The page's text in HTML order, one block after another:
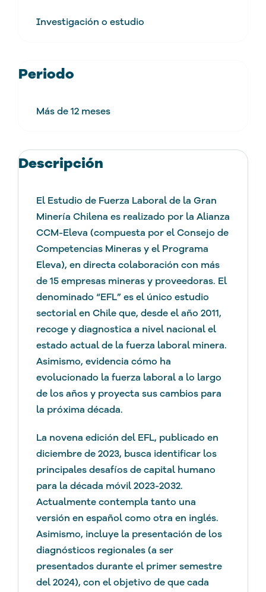
Investigación o estudio
Periodo
Más de 12 meses
Descripción
El Estudio de Fuerza Laboral de la Gran
Minería Chilena es realizado por la Alianza
CCM-Eleva (compuesta por el Consejo de
Competencias Mineras y el Programa
Eleva), en directa colaboración con más
de 15 empresas mineras y proveedoras. El
denominado “EFL” es el único estudio
sectorial en Chile que, desde el año 2011,
recoge y diagnostica a nivel nacional el
estado actual de la fuerza laboral minera.
Asimismo, evidencia cómo ha
evolucionado la fuerza laboral a lo largo
de los años y proyecta sus cambios para
la próxima década.
La novena edición del EFL, publicado en
diciembre de 2023, busca identificar los
principales desafíos de capital humano
para la década móvil 2023-2032.
Actualmente contempla tanto una
versión en español como otra en inglés.
Asimismo, incluye la presentación de los
diagnósticos regionales (a ser
presentados durante el primer semestre
del 2024), con el objetivo de que cada